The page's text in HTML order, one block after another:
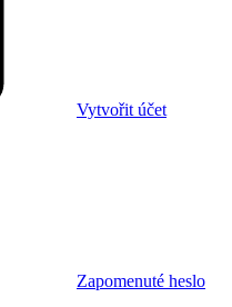
Vytvořit účet
Zapomenuté heslo